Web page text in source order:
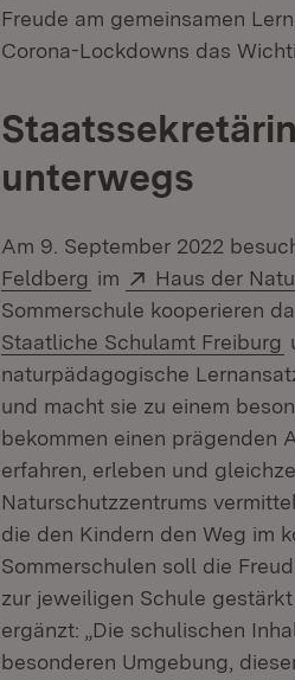
Freude am gemeinsamen
Corona-Lockdowns das
unterwegs
Am 9. September 2022
Feldberg (Öffnet in neuem
im Extern:
Haus der
Sommerschule kooperieren
Staatliche Schulamt Freiburg
naturpädagogische
und macht sie zu einem
bekommen einen prägenden
erfahren, erleben und
Naturschutzzentrums
die den Kindern den Weg im
Sommerschulen soll die
zur jeweiligen Schule
ergänzt: „Die schulischen
besonderen Umgebung,